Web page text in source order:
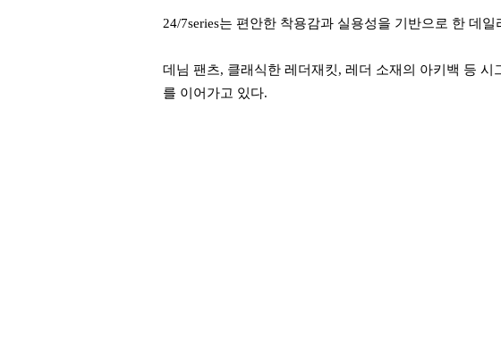
24/7series는 편안한 착용감과 실용성을 기반으로 한 데일
데님 팬츠, 클래식한 레더재킷, 레더 소재의 아키백 등 시
를 이어가고 있다.